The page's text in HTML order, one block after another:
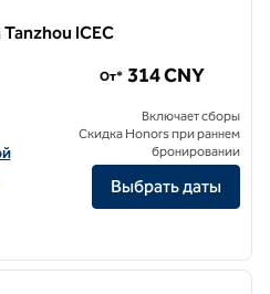
Tanzhou ICEC
отеле Hilton Garden Inn Foshan
От* 314 CNY
Включает сборы
Скидка Honors при раннем
бронировании
Выбрать даты